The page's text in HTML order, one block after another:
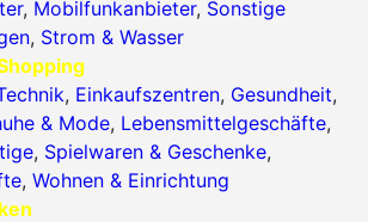
, Mobilfunkanbieter, Sonstige
, Strom & Wasser
, Einkaufszentren, Gesundheit,
& Mode, Lebensmittelgeschäfte,
, Spielwaren & Geschenke,
, Wohnen & Einrichtung